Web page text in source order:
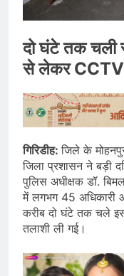
दो घंटे तक चली
से लेकर CCTV
गिरिडीह:जिले के
जिला प्रशासन ने बड़ी
पुलिस अधीक्षक डॉ.
में लगभग 45 अधिकारी
करीब दो घंटे तक चले
तलाशी ली गई।